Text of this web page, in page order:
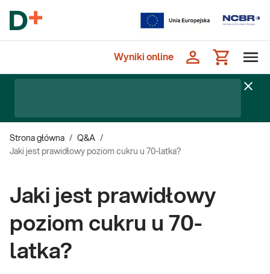
Wyniki online
Strona główna / Q&A /
Jaki jest prawidłowy poziom cukru u 70-latka?
Jaki jest prawidłowy
poziom cukru u 70-
latka?